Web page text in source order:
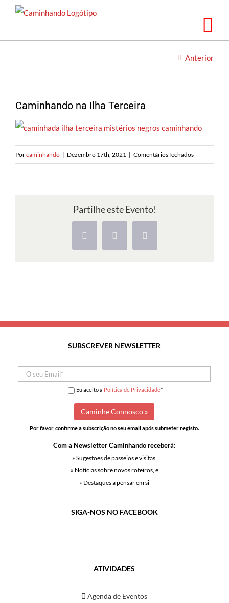
Saltar
Anterior
Caminhando na Ilha Terceira
Porcaminhando | Dezembro 17th, 2021 | Comentários fechadosem
Caminhando
Partilhe este Evento!
Facebook
X Pinterest
SUBSCREVER NEWSLETTER
Eu aceito a Política de Privacidade*
Por favor, confirme a subscrição no seu email após submeter registo.
Com a Newsletter Caminhando receberá:
» Sugestões de passeios e visitas,
» Notícias sobre novos roteiros, e
» Destaques a pensar em si
SIGA-NOS NO FACEBOOK
ATIVIDADES
Agenda de Eventos